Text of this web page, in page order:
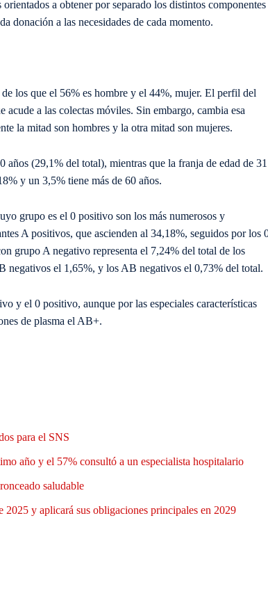
a obtener por separado los distintos componentes
donación a las necesidades de cada momento.
los que el 56% es hombre y el 44%, mujer. El perfil del
a las colectas móviles. Sin embargo, cambia esa
la mitad son hombres y la otra mitad son mujeres.
años (29,1% del total), mientras que la franja de edad de
y un 3,5% tiene más de 60 años.
grupo es el 0 positivo son los más numerosos y
A positivos, que ascienden al 34,18%, seguidos por los
grupo A negativo representa el 7,24% del total de los
negativos el 1,65%, y los AB negativos el 0,73% del total.
y el 0 positivo, aunque por las especiales características
de plasma el AB+.
para el SNS
año y el 57% consultó a un especialista hospitalario
saludable
y aplicará sus obligaciones principales en 2029